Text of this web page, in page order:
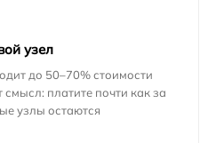
узел
до 50–70% стоимости
платите почти как за
узлы остаются